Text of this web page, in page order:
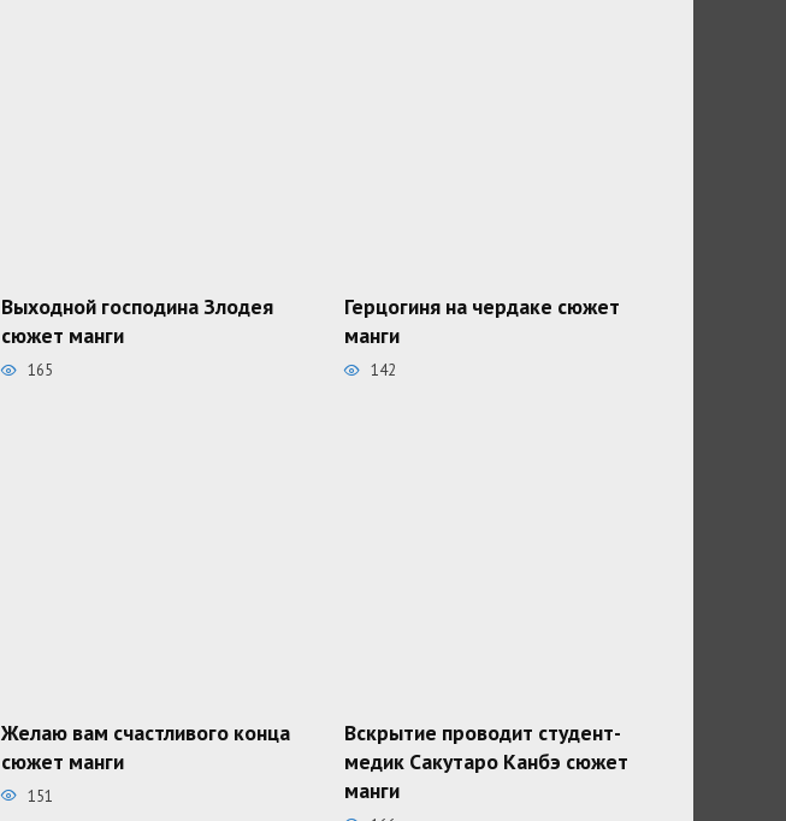
Выходной господина Злодея
сюжет манги
165
Герцогиня на чердаке сюжет
манги
142
Желаю вам счастливого конца
сюжет манги
151
Вскрытие проводит студент-
медик Сакутаро Канбэ сюжет
манги